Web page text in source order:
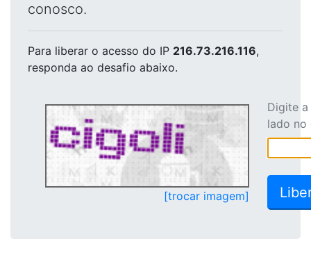
conosco.
Para liberar o acesso do IP 216.73.216.116,
responda ao desafio abaixo.
[trocar imagem]
Digite
lado no